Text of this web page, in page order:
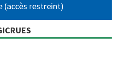
(accès restreint)